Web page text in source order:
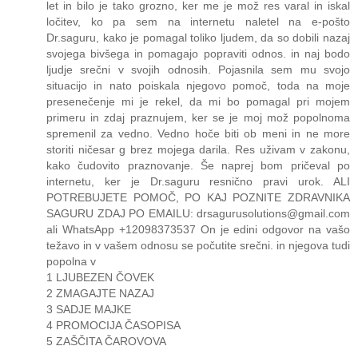
let in bilo je tako grozno, ker me je mož res varal in iskal
ločitev, ko pa sem na internetu naletel na e-pošto
Dr.saguru, kako je pomagal toliko ljudem, da so dobili nazaj
svojega bivšega in pomagajo popraviti odnos. in naj bodo
ljudje srečni v svojih odnosih. Pojasnila sem mu svojo
situacijo in nato poiskala njegovo pomoč, toda na moje
presenečenje mi je rekel, da mi bo pomagal pri mojem
primeru in zdaj praznujem, ker se je moj mož popolnoma
spremenil za vedno. Vedno hoče biti ob meni in ne more
storiti ničesar g brez mojega darila. Res uživam v zakonu,
kako čudovito praznovanje. Še naprej bom pričeval po
internetu, ker je Dr.saguru resnično pravi urok. ALI
POTREBUJETE POMOČ, PO KAJ POZNITE ZDRAVNIKA
SAGURU ZDAJ PO EMAILU: drsagurusolutions@gmail.com
ali WhatsApp +12098373537 On je edini odgovor na vašo
težavo in v vašem odnosu se počutite srečni. in njegova tudi
popolna v
1 LJUBEZEN ČOVEK
2 ZMAGAJTE NAZAJ
3 SADJE MAJKE
4 PROMOCIJA ČASOPISA
5 ZAŠČITA ČAROVOVA